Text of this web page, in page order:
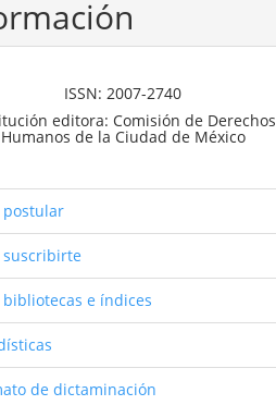
ISSN: 2007-2740
editora: Comisión de Derechos
Humanos de la Ciudad de México
postular
suscribirte
bibliotecas e índices
de dictaminación